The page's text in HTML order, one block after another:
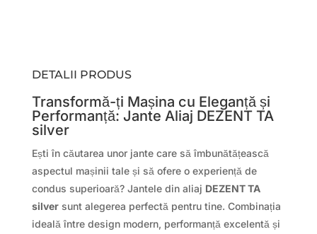
DETALII PRODUS
Transformă-ți Mașina cu Eleganță și
Performanță: Jante Aliaj DEZENT TA
silver
Ești în căutarea unor jante care să îmbunătățească
aspectul mașinii tale și să ofere o experiență de
condus superioară? Jantele din aliaj DEZENT TA
silversunt alegerea perfectă pentru tine. Combinația
ideală între design modern, performanță excelentă și